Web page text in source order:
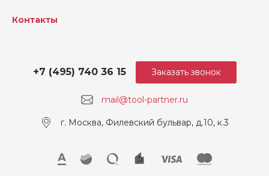
Контакты
mail@tool-partner.ru
+7 (495) 740 36 15
г. Москва, Филевский бульвар, д.10, к.3
Заказать звонок